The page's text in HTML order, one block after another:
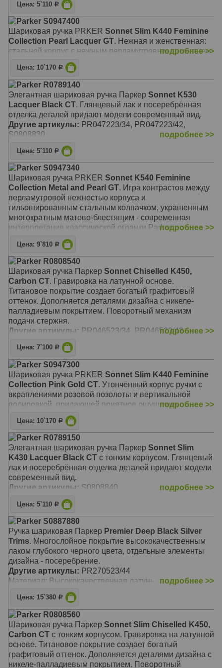
Цена: 5`110 Р
Parker S0947400
Шариковая ручка PRKER Sonnet Slim K440 Feminine
Collection Pearl Lacquer GT. Нежная и женственная:
стальной корпус с нежным перламутровым покрытием.
подробнее >>
Цена: 10`170 Р
Parker R0789140
Элегантная шариковая ручка Паркер Sonnet K530
Lacquer Black СT. Глянцевый лак и посеребрённая
отделка деталей придают модели современный вид.
Другие артикулы: PR047223/34, PR047223/42,
S0808830
подробнее >>
Цена: 5`110 Р
Parker S0947340
Шариковая ручка PRKER Sonnet K540 Feminine
Collection Metal and Pearl GT. Игра контрастов между
перламутровой нежностью корпуса и
гильошированным стальным колпачком, украшенным
многократным матово-блестящим - современная
интерпретация классической огранки Parker.подробнее >>
Цена: 9`810 Р
Parker R0808540
Шариковая ручка Паркер Sonnet Chiselled K450,
Carbon CT. Гравировка на латунной основе.
Титановое покрытие создает богатый графитовый
оттенок. Дополняется деталями дизайна с никеле-
палладиевым покрытием. Поворотный механизм
подачи стержня.
Другие артикулы: PR046523/34, PR046523/42подробнее >>
Цена: 7`100 Р
Parker S0947300
Шариковая ручка PRKER Sonnet Slim K440 Feminine
Collection Pink Gold CT. Утончённый корпус ручки с
вкраплениями розовой позолоты и вертикальной
полировкой, придающей приятное ощущение.подробнее >>
Цена: 10`170 Р
Parker R0789150
Элегантная шариковая ручка Паркер Sonnet Slim
K430 Lacquer Black СT с тонким корпусом. Глянцевый
лак и посеребрённая отделка деталей придают модели
современный вид.
Другие артикулы: S0808840 подробнее >>
Цена: 5`110 Р
Parker S0887880
Ручка шариковая Паркер Premier Deep Black Silver
Trims. Многослойное покрытие высококачественным
лаком глубокого черного цвета, отдельные элементы
дизайна - посеребрение.
Другие артикулы: PR270523/44
Материал: Высококачественная латунь
подробнее >>
Цена: 15`380 Р
Parker R0808560
Шариковая ручка Паркер Sonnet Slim Chiselled K450,
Carbon CT с тонким корпусом. Гравировка на латунной
основе. Титановое покрытие создает богатый
графитовый оттенок. Дополняется деталями дизайна с
никеле-палладиевым покрытием. Поворотный